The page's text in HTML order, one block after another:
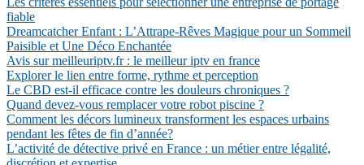
fiable
Dreamcatcher Enfant : L’Attrape-Rêves Magique pour un Sommeil
Paisible et Une Déco Enchantée
Avis sur meilleuriptv.fr : le meilleur iptv en france
Explorer le lien entre forme, rythme et perception
Le CBD est-il efficace contre les douleurs chroniques ?
Quand devez-vous remplacer votre robot piscine ?
Comment les décors lumineux transforment les espaces urbains
pendant les fêtes de fin d’année?
L’activité de détective privé en France : un métier entre légalité,